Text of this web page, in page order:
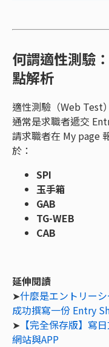
何謂適性測驗
點解析
適性測驗（Web Test
通常是求職者遞交
請求職者在 My page
於：
SPI
玉手箱
GAB
TG-WEB
CAB
延伸閱讀
➤什麼是エントリー
成功撰寫一份 Entry
➤ 【完全保存版】寫
網站與APP